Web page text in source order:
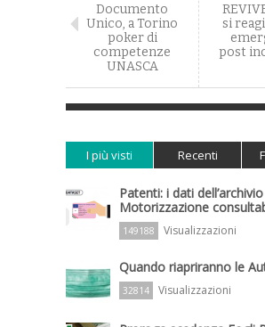
Documento
Unico, a Torino
poker di
competenze
UNASCA
si
post
I più visti Recenti
Patenti: i dati
Motorizzazione
149188 Visualizzazioni
Quando riapriranno le
32814 Visualizzazioni